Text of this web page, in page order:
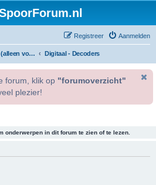
Aanmelden
Registreer
Aandrijving (alleen voor geregistreerde gebruikers). Digitaal - Decoders
forum, klik op "forumoverzicht"
plezier!
in dit forum te zien of te lezen.